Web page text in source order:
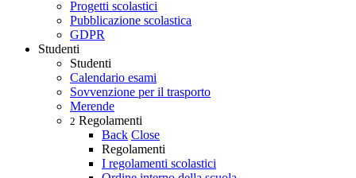
Progetti scolastici
Pubblicazione scolastica
GDPR
Studenti
Studenti
Calendario esami
Sovvenzione per il trasporto
Merende
2 Regolamenti
Back Close
Regolamenti
I regolamenti scolastici